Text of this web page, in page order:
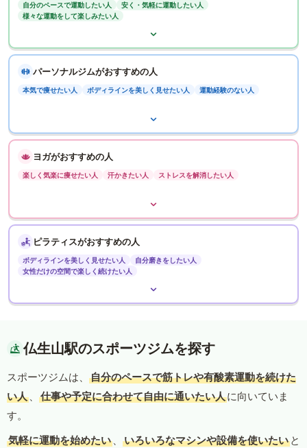
自分のペースで運動したい人
安く・気軽に運動したい人
様々な運動をして楽しみたい人
パーソナルジムがおすすめの人
本気で痩せたい人 ボディラインを美しく見せたい人 運動経験のない人
ヨガがおすすめの人
楽しく気楽に痩せたい人 汗かきたい人 ストレスを解消したい人
ピラティスがおすすめの人
ボディラインを美しく見せたい人
自分磨きをしたい人
女性だけの空間で楽しく続けたい人
仏生山駅のスポーツジムを探す
スポーツジムは、
自分のペースで筋トレや有酸素運動を続けた
い人 、 仕事や予定に合わせて自由に通いたい人に向いていま
す。
気軽に運動を始めたい 、 いろいろなマシンや設備を使いたい と